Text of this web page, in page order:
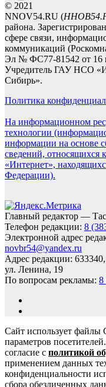
© 2021
NNOV54.RU (
района.
сфере связи,
коммуникаций
Эл № ФС77-81542 от 16
Учредитель ГАУ НСО
Сибирь».
Политика
На информационном
технологии
информации на основе
сведений, относящихся
«Интернет»,
Федерации).
Главный редактор —
Телефон редакции: 8
Электронной адрес
novbr54@yandex.ru
Адрес редакции:
ул. Ленина, 19
По вопросам рекламы: 8
Сайт использует файлы
параметров
согласие с политикой
применением данных
конфиденциальности
сбора обезличенных